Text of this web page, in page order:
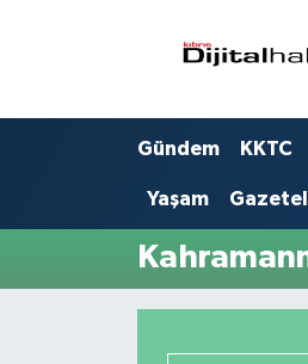
Gündem KKTC
Yaşam
Trafik Durumu
Süper Lig Puan Durumu
Tüm Manşetler